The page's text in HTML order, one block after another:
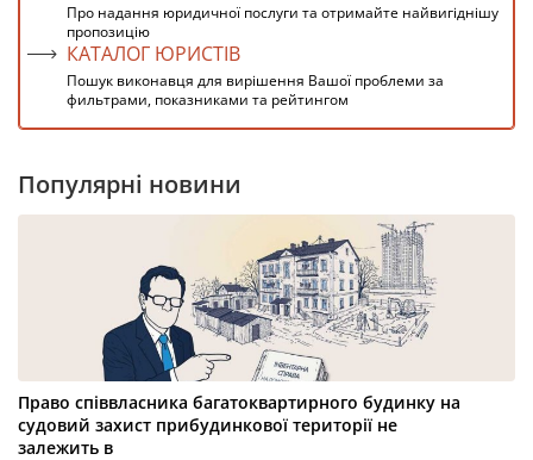
Про надання юридичної послуги та отримайте найвигіднішу
пропозицію
КАТАЛОГ ЮРИСТІВ
Пошук виконавця для вирішення Вашої проблеми за
фильтрами, показниками та рейтингом
Популярні новини
Право співвласника багатоквартирного будинку на
судовий захист прибудинкової території не
залежить в